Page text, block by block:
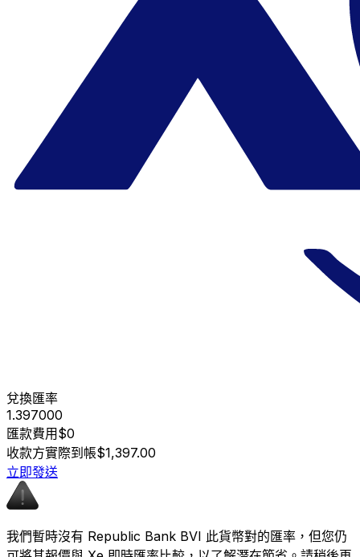
兌換匯率
1.397000
匯款費用$0
收款方實際到帳$1,397.00
立即發送
我們暫時沒有 Republic Bank BVI 此貨幣對的匯率，但您仍